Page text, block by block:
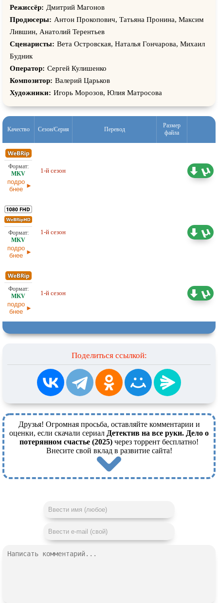
Режиссёр: Дмитрий Магонов
Продюсеры: Антон Прокопович, Татьяна Пронина, Максим
Лившин, Анатолий Терентьев
Сценаристы: Вета Островская, Наталья Гончарова, Михаил
Будник
Оператор: Сергей Кулишенко
Композитор: Валерий Царьков
Художники: Игорь Морозов, Юлия Матросова
Качество Сезон/Серия Перевод
Размер
файла
подро
бнее
1-й сезон
подро
бнее
1-й сезон
подро
бнее
1-й сезон
Поделиться ссылкой:
Друзья! Огромная просьба, оставляйте комментарии и
оценки, если скачали сериал Детектив на все руки. Дело о
потерянном счастье (2025) через торрент бесплатно!
Внесите свой вклад в развитие сайта!